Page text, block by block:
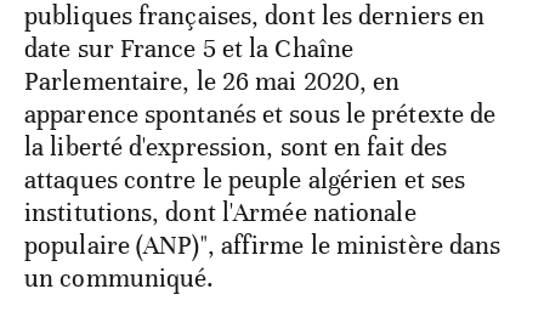
publiques françaises, dont les derniers en
date sur France 5 et la Chaîne
Parlementaire, le 26 mai 2020, en
apparence spontanés et sous le prétexte de
la liberté d'expression, sont en fait des
attaques contre le peuple algérien et ses
institutions, dont l'Armée nationale
populaire (ANP)", affirme le ministère dans
un communiqué.